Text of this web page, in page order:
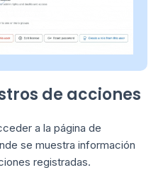
de acciones
a la página de
se muestra información
registradas.